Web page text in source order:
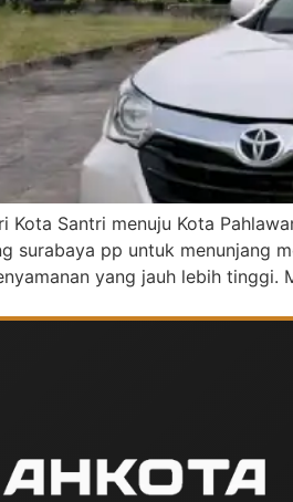
Kota Santri menuju Kota
surabaya pp untuk menunjang
yang jauh lebih